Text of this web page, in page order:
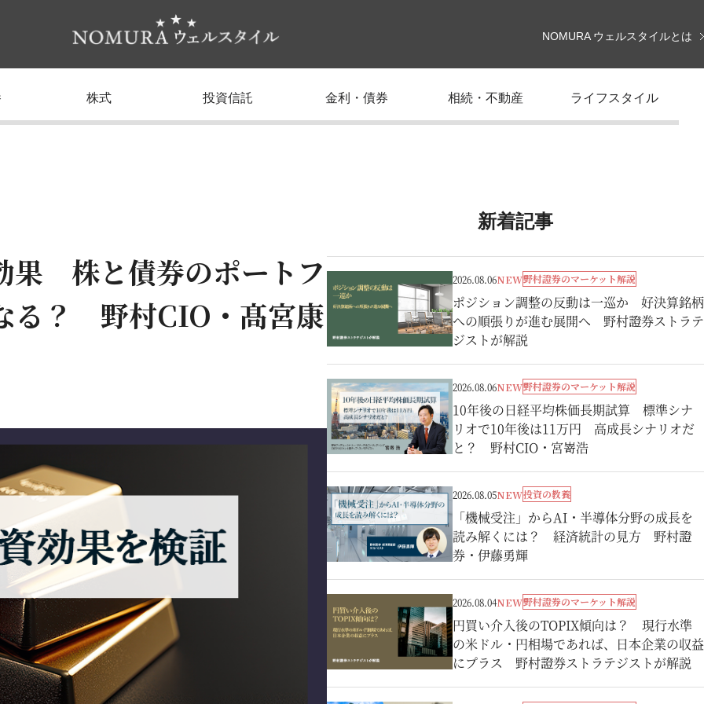
NOMURA ウェルスタイルとは
株式 投資信託 金利・債券 相続・不動産 ライフスタイル
果 株と債券のポートフ
る？ 野村CIO・髙宮康
新着記事
2026.08.06NEW野村證券のマーケット解説
ポジション調整の反動は一巡か 好決算銘柄
への順張りが進む展開へ 野村證券ストラテ
ジストが解説
2026.08.06NEW野村證券のマーケット解説
10年後の日経平均株価長期試算 標準シナ
リオで10年後は11万円 高成長シナリオだ
と？ 野村CIO・宮嵜浩
2026.08.05NEW投資の教養
「機械受注」からAI・半導体分野の成長を
読み解くには？ 経済統計の見方 野村證
券・伊藤勇輝
2026.08.04NEW野村證券のマーケット解説
円買い介入後のTOPIX傾向は？ 現行水準
の米ドル・円相場であれば、日本企業の収益
にプラス 野村證券ストラテジストが解説